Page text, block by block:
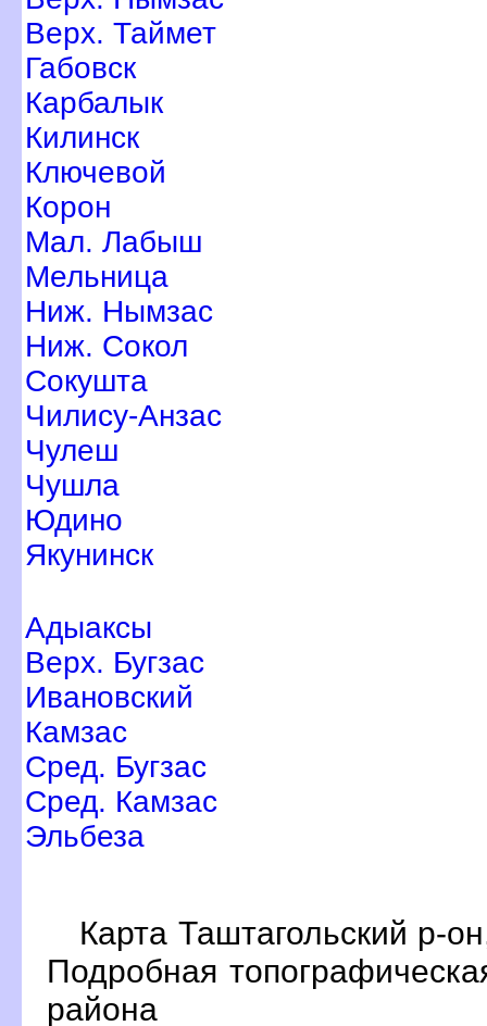
ерх. Таймет
Габовск
Карбалык
Килинск
Ключевой
Корон
Мал. Лабыш
Мельница
Ниж. Нымзас
Ниж. Сокол
Сокушта
Чилису-Анзас
Чулеш
Чушла
Юдино
Якунинск
Адыаксы
ерх. Бугзас
Ивановский
Камзас
Сред. Бугзас
Сред. Камзас
Эльбеза
Карта Таштагольский р-
Подробная
района